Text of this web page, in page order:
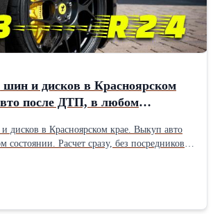
шин и дисков в Красноярском
после ДТП, в любом
дисков в Красноярском крае. Выкуп авто
Расчет сразу, без посредников.